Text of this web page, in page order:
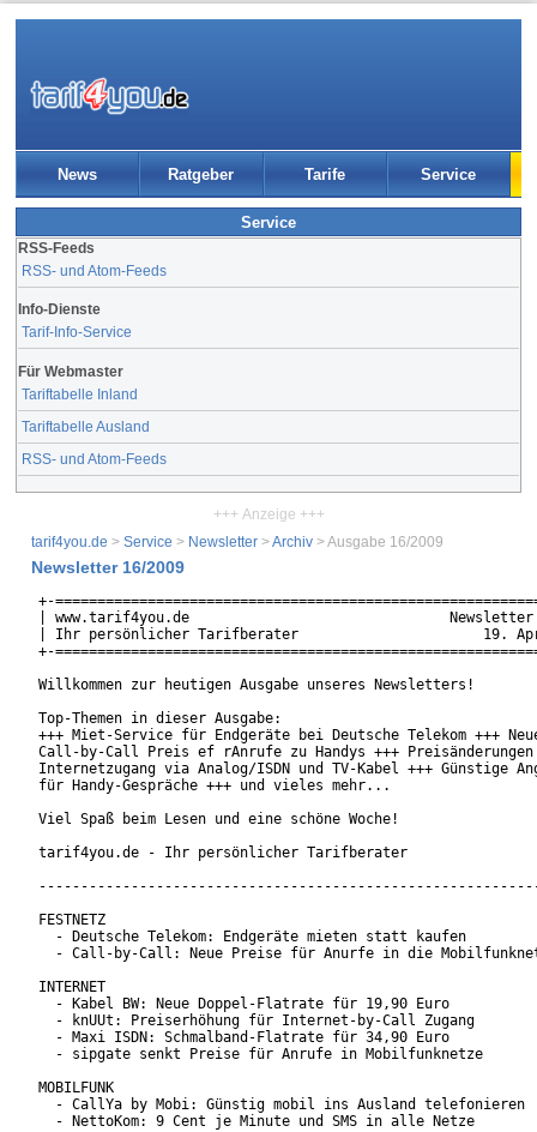
News Ratgeber Tarife Service
Service
RSS-Feeds
RSS- und Atom-Feeds
Info-Dienste
Tarif-Info-Service
Für Webmaster
Tariftabelle Inland
Tariftabelle Ausland
RSS- und Atom-Feeds
+++ Anzeige +++
tarif4you.de > Service > Newsletter >Archiv > Ausgabe 16/2009
Newsletter 16/2009
+-
| www.tarif4you.de                               Newsletter
| Ihr persönlicher Tarifberater                      19.
+-
Willkommen zur heutigen Ausgabe unseres Newsletters!
Top-Themen in dieser Ausgabe:
+++ Miet-Service für Endgeräte bei Deutsche Telekom +++
Call-by-Call Preis ef rAnrufe zu Handys +++
Internetzugang via Analog/ISDN und TV-Kabel +++ Günstige
für Handy-Gespräche +++ und vieles mehr...
Viel Spaß beim Lesen und eine schöne Woche!
tarif4you.de - Ihr persönlicher Tarifberater
FESTNETZ
  - Deutsche Telekom: Endgeräte mieten statt kaufen
- Call-by-Call: Neue Preise für Anurfe in die
INTERNET
  - Kabel BW: Neue Doppel-Flatrate für 19,90 Euro
  - knUUt: Preiserhöhung für Internet-by-Call Zugang
  - Maxi ISDN: Schmalband-Flatrate für 34,90 Euro
  - sipgate senkt Preise für Anrufe in Mobilfunknetze
MOBILFUNK
  - CallYa by Mobi: Günstig mobil ins Ausland telefonieren
  - NettoKom: 9 Cent je Minute und SMS in alle Netze